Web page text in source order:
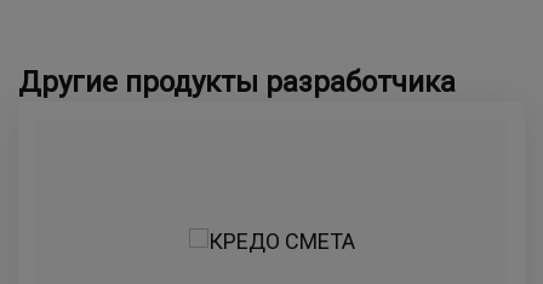
Другие продукты разработчика